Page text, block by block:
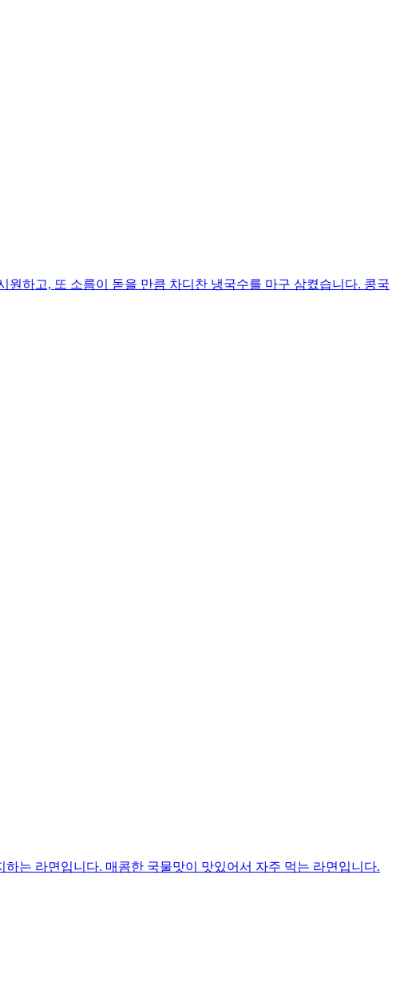
하고, 또 소름이 돋을 만큼 차디찬 냉국수를 마구 삼켰습니다. 콩국
는 라면입니다. 매콤한 국물맛이 맛있어서 자주 먹는 라면입니다.